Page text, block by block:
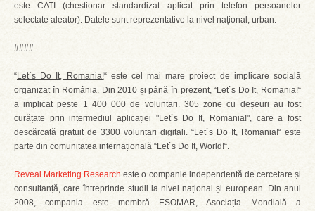
este CATI (chestionar standardizat aplicat prin telefon persoanelor
selectate aleator). Datele sunt reprezentative la nivel național, urban.
####
“Let`s Do It, Romania!“ este cel mai mare proiect de implicare socială
organizat în România. Din 2010 și până în prezent, “Let`s Do It, Romania!“
a implicat peste 1 400 000 de voluntari. 305 zone cu deșeuri au fost
curățate prin intermediul aplicației "Let`s Do It, Romania!", care a fost
descărcată gratuit de 3300 voluntari digitali. “Let`s Do It, Romania!“ este
parte din comunitatea internațională “Let`s Do It, World!“.
Reveal Marketing Research este o companie independentă de cercetare și
consultanță, care întreprinde studii la nivel național și european. Din anul
2008, compania este membră ESOMAR, Asociația Mondială a